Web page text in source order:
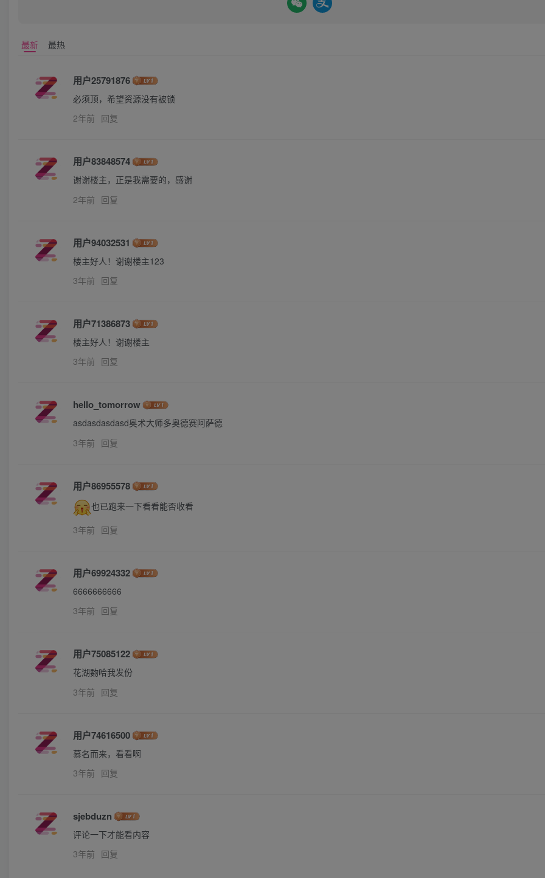
最新 最热
用户25791876
必须顶，希望资源没有被锁
2年前 回复
用户83848574
谢谢楼主，正是我需要的，感谢
2年前 回复
用户94032531
楼主好人！谢谢楼主123
3年前 回复
用户71386873
楼主好人！谢谢楼主
3年前 回复
hello_tomorrow
asdasdasdasd奥术大师多奥德赛阿萨德
3年前 回复
用户86955578
也已跑来一下看看能否收看
3年前 回复
用户69924332
6666666666
3年前 回复
用户75085122
花湖覅哈我发份
3年前 回复
用户74616500
慕名而来，看看啊
3年前 回复
sjebduzn
评论一下才能看内容
3年前 回复